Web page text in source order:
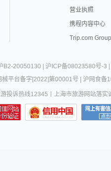
营业执照
携程内容中心
Trip.com Group
B2-20050130 沪ICP备08023580号-3
械平台备字[2022]第00001号 沪网食备
投诉热线12345 上海市旅游网站落实